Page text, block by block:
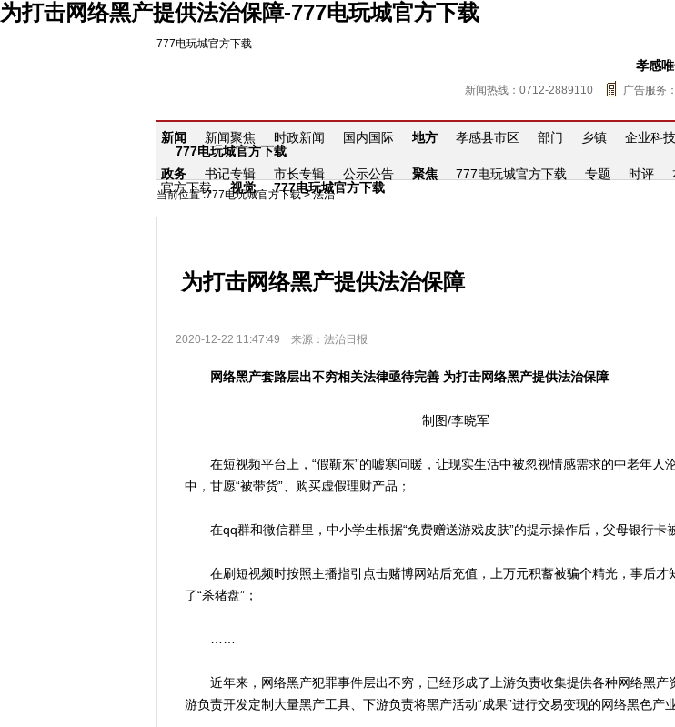
为打击网络黑产提供法治保障-777电玩城官方下载
777电玩城官方下载
孝感
新闻热线：0712-2889110 广告服务
新闻 新闻聚焦 时政新闻 国内国际 地方 孝感县市区 部门 乡镇 企业科技
777电玩城官方下载
政务
书记专辑 市长专辑 公示公告 聚焦 777电玩城官方下载 专题 时评
官方下载
视觉 777电玩城官方下载
当前位置 :777电玩城官方下载>法治
为打击网络黑产提供法治保障
2020-12-22 11:47:49 来源：法治日报
网络黑产套路层出不穷相关法律亟待完善 为打击网络黑产提供法治保障
制图/李晓军
在短视频平台上，“假靳东”的嘘寒问暖，让现实生活中被忽视情感需求的中老年人
中，甘愿“被带货”、购买虚假理财产品；
在qq群和微信群里，中小学生根据“免费赠送游戏皮肤”的提示操作后，父母银行卡
在刷短视频时按照主播指引点击赌博网站后充值，上万元积蓄被骗个精光，事后才
了“杀猪盘”；
近年来，网络黑产犯罪事件层出不穷，已经形成了上游负责收集提供各种网络黑产
游负责开发定制大量黑产工具、下游负责将黑产活动“成果”进行交易变现的网络黑色产业